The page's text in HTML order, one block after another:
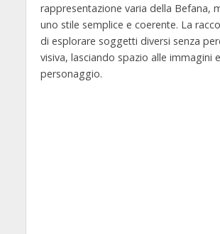
rappresentazione varia della Befana,
uno stile semplice e coerente. La
di esplorare soggetti diversi senza
visiva, lasciando spazio alle immagini
personaggio.